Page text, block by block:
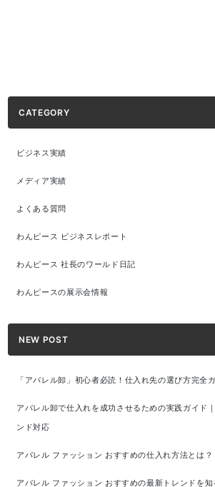
CATEGORY
ビジネス実績
メディア実績
よくある質問
わんピース ビジネスレポート
わんピース 社長のワールド日記
わんピースの展示会情報
NEW POST
「アパレル卸」初心者必読！仕入れ先の選び方完全
アパレル卸で仕入れを成功させるための実践ガイド
ンド対応
アパレル ファッション おすすめの仕入れ方法とは？
アパレル ファッション おすすめの最新トレンドを